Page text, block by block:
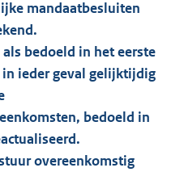
mandaatbesluiten
bedoeld in het eerste
ieder geval gelijktijdig
bedoeld in
overeenkomstig